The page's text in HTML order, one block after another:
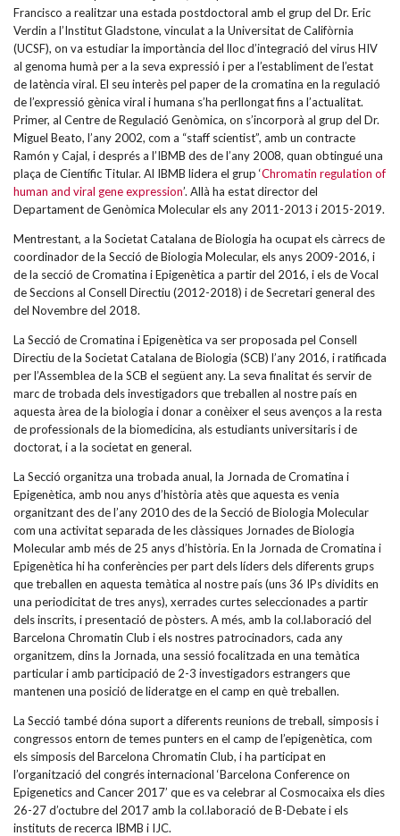
Francisco a realitzar una estada postdoctoral amb el grup del Dr. Eric
Verdin a l’Institut Gladstone, vinculat a la Universitat de Califòrnia
(UCSF), on va estudiar la importància del lloc d’integració del virus HIV
al genoma humà per a la seva expressió i per a l’establiment de l’estat
de latència viral. El seu interès pel paper de la cromatina en la regulació
de l’expressió gènica viral i humana s’ha perllongat fins a l’actualitat.
Primer, al Centre de Regulació Genòmica, on s’incorporà al grup del Dr.
Miguel Beato, l’any 2002, com a “staff scientist”, amb un contracte
Ramón y Cajal, i després a l’IBMB des de l’any 2008, quan obtingué una
plaça de Científic Titular. Al IBMB lidera el grup ‘Chromatin regulation of
human and viral gene expression’. Allà ha estat director del
Departament de Genòmica Molecular els any 2011-2013 i 2015-2019.
Mentrestant, a la Societat Catalana de Biologia ha ocupat els càrrecs de
coordinador de la Secció de Biologia Molecular, els anys 2009-2016, i
de la secció de Cromatina i Epigenètica a partir del 2016, i els de Vocal
de Seccions al Consell Directiu (2012-2018) i de Secretari general des
del Novembre del 2018.
La Secció de Cromatina i Epigenètica va ser proposada pel Consell
Directiu de la Societat Catalana de Biologia (SCB) l’any 2016, i ratificada
per l’Assemblea de la SCB el següent any. La seva finalitat és servir de
marc de trobada dels investigadors que treballen al nostre país en
aquesta àrea de la biologia i donar a conèixer el seus avenços a la resta
de professionals de la biomedicina, als estudiants universitaris i de
doctorat, i a la societat en general.
La Secció organitza una trobada anual, la Jornada de Cromatina i
Epigenètica, amb nou anys d’història atès que aquesta es venia
organitzant des de l’any 2010 des de la Secció de Biologia Molecular
com una activitat separada de les clàssiques Jornades de Biologia
Molecular amb més de 25 anys d’història. En la Jornada de Cromatina i
Epigenètica hi ha conferències per part dels líders dels diferents grups
que treballen en aquesta temàtica al nostre país (uns 36 IPs dividits en
una periodicitat de tres anys), xerrades curtes seleccionades a partir
dels inscrits, i presentació de pòsters. A més, amb la col.laboració del
Barcelona Chromatin Club i els nostres patrocinadors, cada any
organitzem, dins la Jornada, una sessió focalitzada en una temàtica
particular i amb participació de 2-3 investigadors estrangers que
mantenen una posició de lideratge en el camp en què treballen.
La Secció també dóna suport a diferents reunions de treball, simposis i
congressos entorn de temes punters en el camp de l’epigenètica, com
els simposis del Barcelona Chromatin Club, i ha participat en
l’organització del congrés internacional ‘Barcelona Conference on
Epigenetics and Cancer 2017’ que es va celebrar al Cosmocaixa els dies
26-27 d’octubre del 2017 amb la col.laboració de B-Debate i els
instituts de recerca IBMB i IJC.